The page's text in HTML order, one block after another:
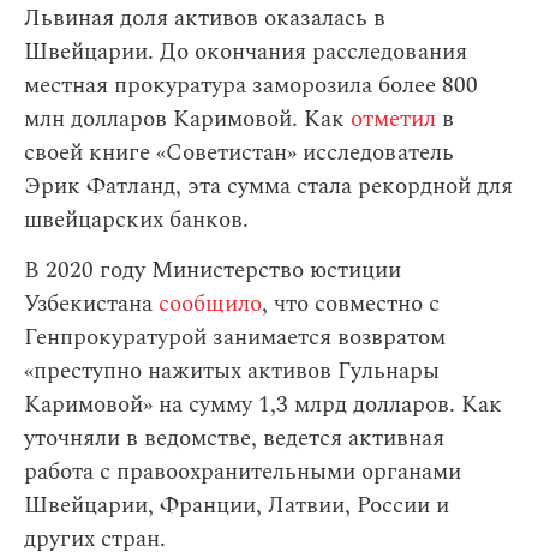
Львиная доля активов оказалась в
Швейцарии. До окончания расследования
местная прокуратура заморозила более 800
млн долларов Каримовой. Как отметил в
своей книге «Советистан» исследователь
Эрик Фатланд, эта сумма стала рекордной для
швейцарских банков.
В 2020 году Министерство юстиции
Узбекистана сообщило, что совместно с
Генпрокуратурой занимается возвратом
«преступно нажитых активов Гульнары
Каримовой» на сумму 1,3 млрд долларов. Как
уточняли в ведомстве, ведется активная
работа с правоохранительными органами
Швейцарии, Франции, Латвии, России и
других стран.